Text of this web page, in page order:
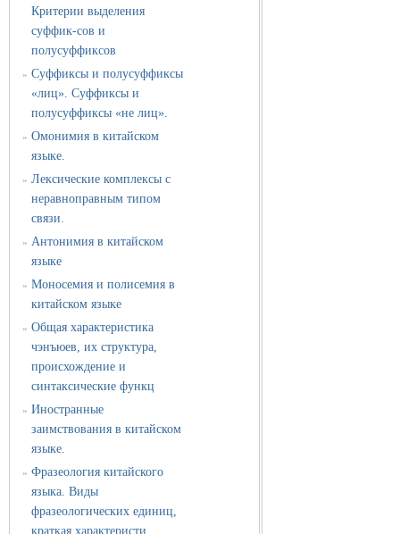
Критерии выделения
суффик-сов и
полусуффиксов
» Суффиксы и полусуффиксы
«лиц». Суффиксы и
полусуффиксы «не лиц».
» Омонимия в китайском
языке.
» Лексические комплексы с
неравноправным типом
связи.
» Антонимия в китайском
языке
» Моносемия и полисемия в
китайском языке
» Общая характеристика
чэнъюев, их структура,
происхождение и
синтаксические функц
» Иностранные
заимствования в китайском
языке.
» Фразеология китайского
языка. Виды
фразеологических единиц,
краткая характеристи